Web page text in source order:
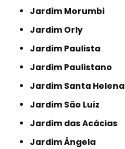
Jardim Morumbi
Jardim Orly
Jardim Paulista
Jardim Paulistano
Jardim Santa Helena
Jardim São Luiz
Jardim das Acácias
Jardim Ângela